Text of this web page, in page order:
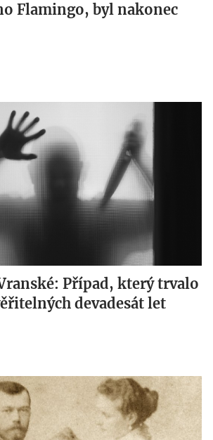
Flamingo, byl nakonec
Případ, který trvalo
devadesát let